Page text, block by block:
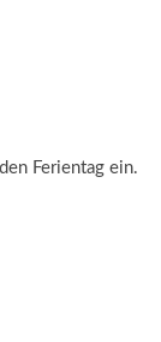
Ferientag ein.